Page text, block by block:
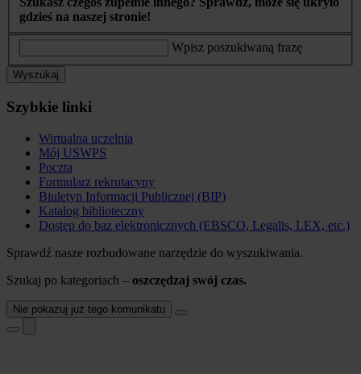
gdzieś na naszej stronie!
Wpisz poszukiwaną frazę
Wyszukaj
Szybkie linki
Wirtualna uczelnia
Mój USWPS
Poczta
Formularz rekrutacyny
Biuletyn Informacji Publicznej (BIP)
Katalog biblioteczny
Dostęp do baz elektronicznych (EBSCO, Legalis, LEX, etc.)
Sprawdź nasze rozbudowane narzędzie do wyszukiwania.
Szukaj po kategoriach – oszczędzaj swój czas.
Nie pokazuj już tego komunikatu